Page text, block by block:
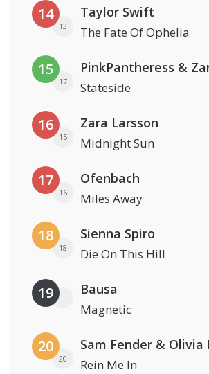
14
13
Taylor Swift
The Fate Of Ophelia
15
17
PinkPantheress &
Stateside
16
15
Zara Larsson
Midnight Sun
17
16
Ofenbach
Miles Away
18
18
Sienna Spiro
Die On This Hill
19 Bausa
Magnetic
20
20
Sam Fender & Olivia
Rein Me In